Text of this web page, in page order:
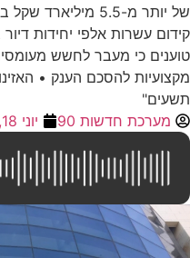
של יותר מ-5.5
קידום עשרות אלפי יחידות
טוענים כי מעבר לחשש
מקצועיות להסכם הענק •
תשעים"
מערכת חדשות 90
יוני 18, 2026